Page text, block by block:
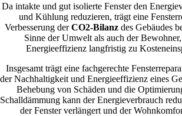
Da intakte und gut isolierte Fenster den
und Kühlung reduzieren, trägt eine
Verbesserung derCO2-Bilanzdes Gebäudes
Sinne der Umwelt als auch der Bewohner,
Energieeffizienz langfristig zu
Insgesamt trägt eine fachgerechte
der Nachhaltigkeit und Energieeffizienz eines
Behebung von Schäden und die
Schalldämmung kann der Energieverbrauch
der Fenster verlängert und der